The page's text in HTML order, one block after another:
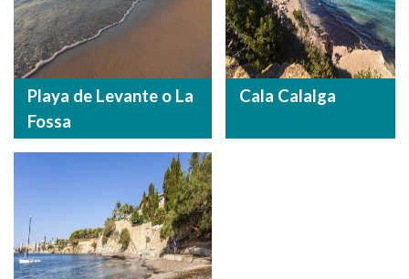
Playa de Levante o La
Fossa
Cala Calalga